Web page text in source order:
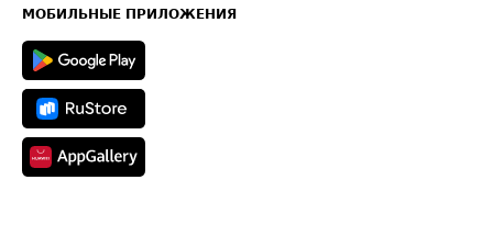
Техническая информация
МОБИЛЬНЫЕ ПРИЛОЖЕНИЯ